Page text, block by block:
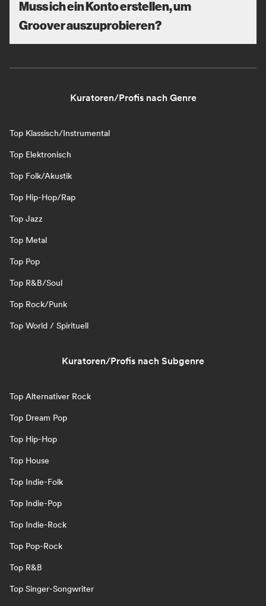
Muss ich ein Konto erstellen, um
Groover auszuprobieren?
Kuratoren/Profis nach Genre
Top Klassisch/Instrumental
Top Elektronisch
Top Folk/Akustik
Top Hip-Hop/Rap
Top Jazz
Top Metal
Top Pop
Top R&B/Soul
Top Rock/Punk
Top World / Spirituell
Kuratoren/Profis nach Subgenre
Top Alternativer Rock
Top Dream Pop
Top Hip-Hop
Top House
Top Indie-Folk
Top Indie-Pop
Top Indie-Rock
Top Pop-Rock
Top R&B
Top Singer-Songwriter